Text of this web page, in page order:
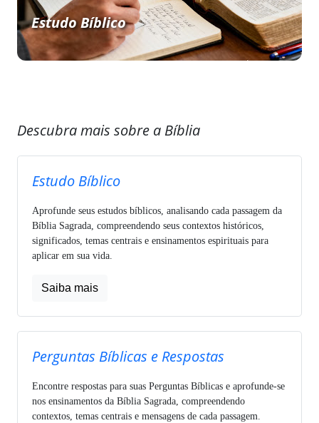
Estudo Bíblico
Descubra mais sobre a Bíblia
Estudo Bíblico
Aprofunde seus estudos bíblicos, analisando cada passagem da
Bíblia Sagrada, compreendendo seus contextos históricos,
significados, temas centrais e ensinamentos espirituais para
aplicar em sua vida.
Saiba mais
Perguntas Bíblicas e Respostas
Encontre respostas para suas Perguntas Bíblicas e aprofunde-se
nos ensinamentos da Bíblia Sagrada, compreendendo
contextos, temas centrais e mensagens de cada passagem.